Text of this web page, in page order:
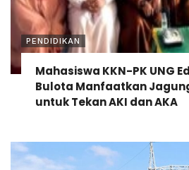
PENDIDIKAN
Mahasiswa KKN-PK UNG
Bulota Manfaatkan
untuk Tekan AKI dan AKA